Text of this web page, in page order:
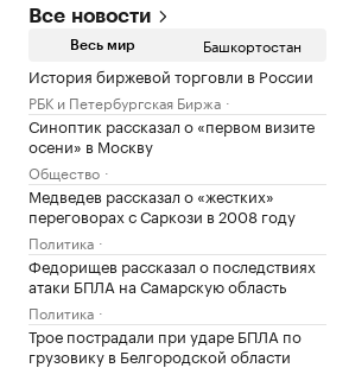
Все новости
Весь мир Башкортостан
История биржевой торговли в России
РБК и Петербургская Биржа
Синоптик рассказал о «первом визите
осени» в Москву
Общество
Медведев рассказал о «жестких»
переговорах с Саркози в 2008 году
Политика
Федорищев рассказал о последствиях
атаки БПЛА на Самарскую область
Политика
Трое пострадали при ударе БПЛА по
грузовику в Белгородской области